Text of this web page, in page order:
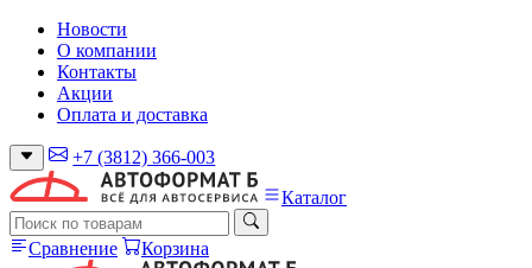
Новости
О компании
Контакты
Акции
Оплата и доставка
+7 (3812) 366-003
Каталог
Сравнение Корзина